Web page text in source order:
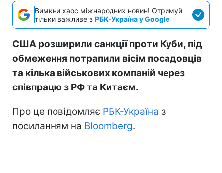
Вимкни хаос міжнародних новин! Отримуй
тільки важливе з РБК-Україна у Google
США розширили санкції проти Куби, під
обмеження потрапили вісім посадовців
та кілька військових компаній через
співпрацю з РФ та Китаєм.
Про це повідомляє РБК-Україна з
посиланням на Bloomberg.